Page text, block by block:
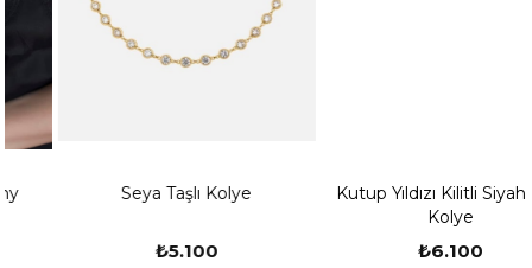
Seya Taşlı Kolye
₺5.100
Kutup Yıldızı Kilitli Siyah Taşlı
₺6.100